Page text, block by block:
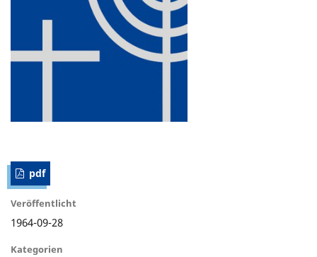
pdf
Veröffentlicht
1964-09-28
Kategorien